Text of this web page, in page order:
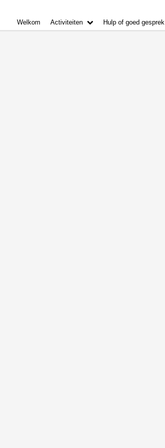
Welkom Activiteiten Hulp of goed gesprek